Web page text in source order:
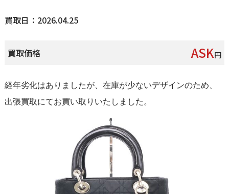
買取日：2026.04.25
買取価格 ASK円
経年劣化はありましたが、在庫が少ないデザインのため、
出張買取にてお買い取りいたしました。